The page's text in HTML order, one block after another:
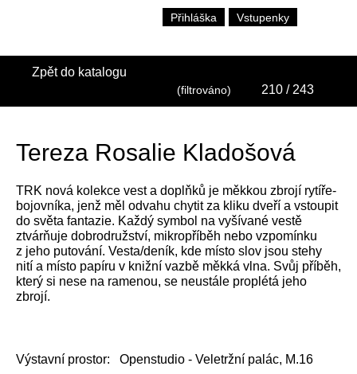
Přihláška Vstupenky
Zpět do katalogu
(filtrováno) 210 / 243
Tereza Rosalie Kladošová
TRK nová kolekce vest a doplňků je měkkou zbrojí rytíře-
bojovníka, jenž měl odvahu chytit za kliku dveří a vstoupit
do světa fantazie. Každý symbol na vyšívané vestě
ztvárňuje dobrodružství, mikropříběh nebo vzpomínku
z jeho putování. Vesta/deník, kde místo slov jsou stehy
nití a místo papíru v knižní vazbě měkká vlna. Svůj příběh,
který si nese na ramenou, se neustále proplétá jeho
zbrojí.
Výstavní prostor: Openstudio - Veletržní palác, M.16